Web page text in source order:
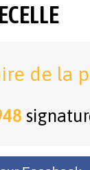
de la